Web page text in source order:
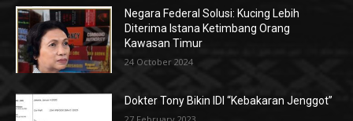
Negara Federal Solusi: Kucing Lebih
Diterima Istana Ketimbang Orang
Kawasan Timur
24 October 2024
Dokter Tony Bikin IDI “Kebakaran Jenggot”